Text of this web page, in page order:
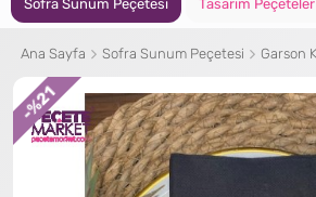
Sofra Sunum Peçetesi Tasarım Peçeteler
Ana Sayfa Sofra Sunum Peçetesi Garson
-
%21